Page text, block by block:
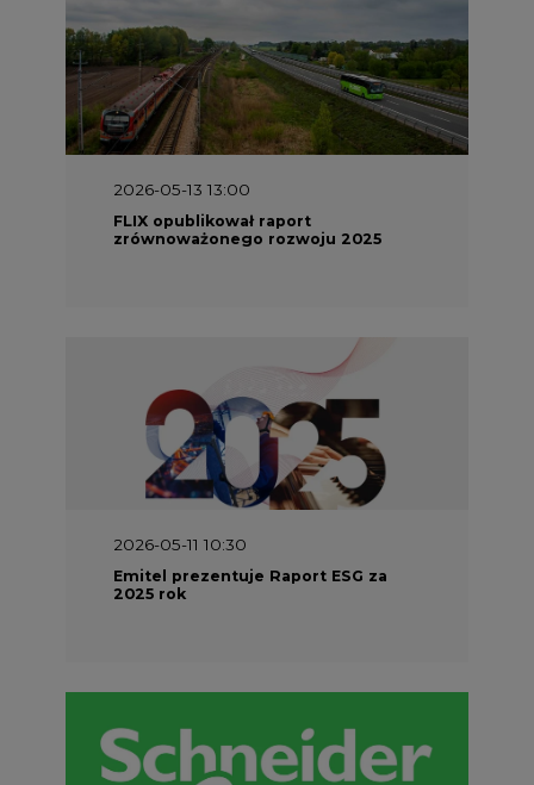
2026-05-13 13:00
FLIX opublikował raport
zrównoważonego rozwoju 2025
2026-05-11 10:30
Emitel prezentuje Raport ESG za
2025 rok